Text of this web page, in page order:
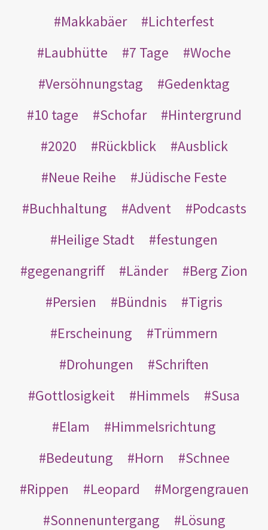
Makkabäer
Lichterfest
Laubhütte
7 Tage
Woche
Versöhnungstag
Gedenktag
10 tage
Schofar
Hintergrund
2020
Rückblick
Ausblick
Neue Reihe
Jüdische Feste
Buchhaltung
Advent
Podcasts
Heilige Stadt
festungen
gegenangriff
Länder
Berg Zion
Persien
Bündnis
Tigris
Erscheinung
Trümmern
Drohungen
Schriften
Gottlosigkeit
Himmels
Susa
Elam
Himmelsrichtung
Bedeutung
Horn
Schnee
Rippen
Leopard
Morgengrauen
Sonnenuntergang
Lösung